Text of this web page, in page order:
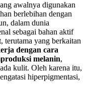
awalnya digunakan
berlebihan dengan
dalam dunia
sebagai bahan aktif
terutama yang berkaitan
dengan cara
melanin,
kulit. Oleh karena itu,
hiperpigmentasi,